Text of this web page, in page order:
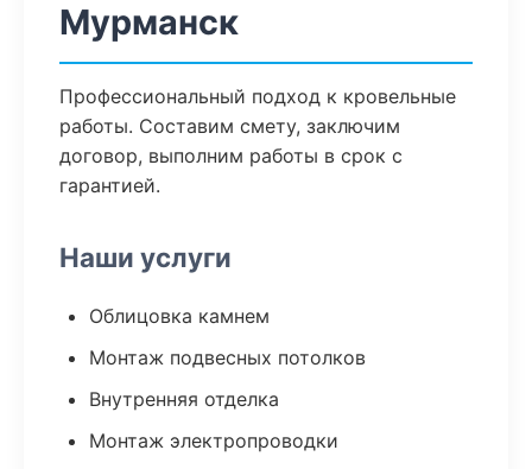
Мурманск
Профессиональный подход к кровельные
работы. Составим смету, заключим
договор, выполним работы в срок с
гарантией.
Наши услуги
Облицовка камнем
Монтаж подвесных потолков
Внутренняя отделка
Монтаж электропроводки